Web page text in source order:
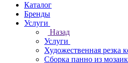
Каталог
Бренды
Услуги
Назад
Услуги
Художественная резка
Сборка панно из